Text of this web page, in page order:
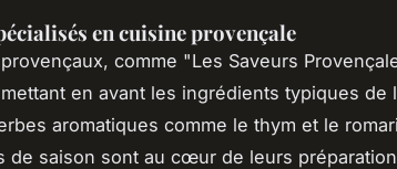
en cuisine provençale
comme "Les Saveurs
en avant les ingrédients typiques de
aromatiques comme le thym et le
de saison sont au cœur de leurs